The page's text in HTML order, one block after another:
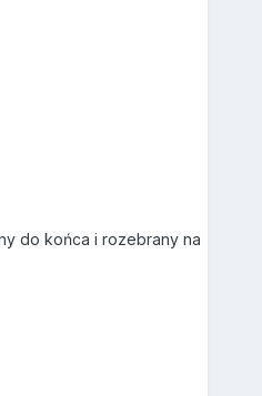
do końca i rozebrany na